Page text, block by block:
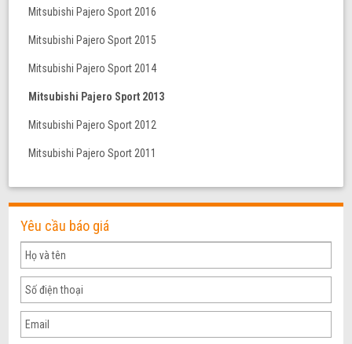
Mitsubishi Pajero Sport 2016
Mitsubishi Pajero Sport 2015
Mitsubishi Pajero Sport 2014
Mitsubishi Pajero Sport 2013
Mitsubishi Pajero Sport 2012
Mitsubishi Pajero Sport 2011
Yêu cầu báo giá